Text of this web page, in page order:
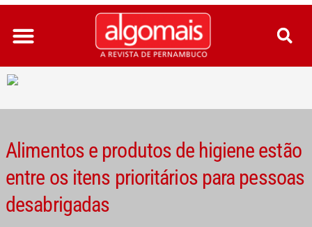
Ir
para
conteúdo
Alimentos e produtos de higiene estão
entre os itens prioritários para pessoas
desabrigadas